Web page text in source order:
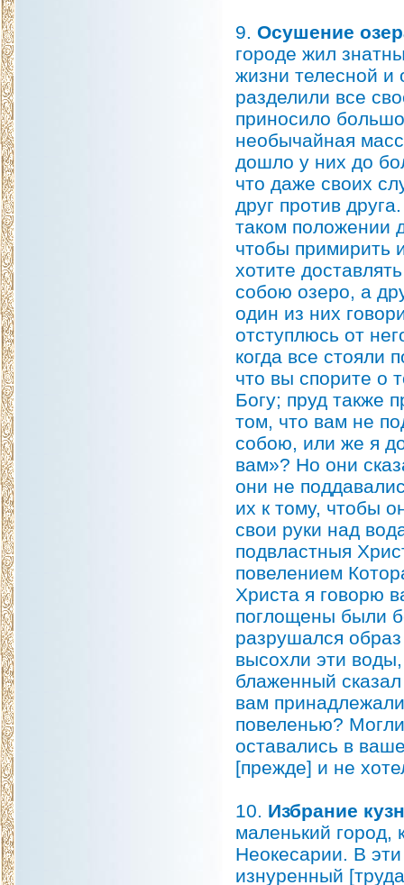
9. Осушение
городе жил
жизни телесной и
разделили все
приносило
необычайная
дошло у них до
что даже своих
друг против
таком положении
чтобы примирить
хотите
собою oзepo, a
один из них
отступлюсь от
когда все стояли
что вы спорите о
Богу; пруд также
том, что вам не
собою, или же я
вам»? Но они
они не
их к тому, чтобы
свои руки над
подвластныя
повелением
Христа я говорю
поглощены были
разрушался
высохли эти
блаженный
вам
повеленью?
оставались в
[прежде] и не
10. Избрание
маленький город,
Неокесарии. В
изнуренный